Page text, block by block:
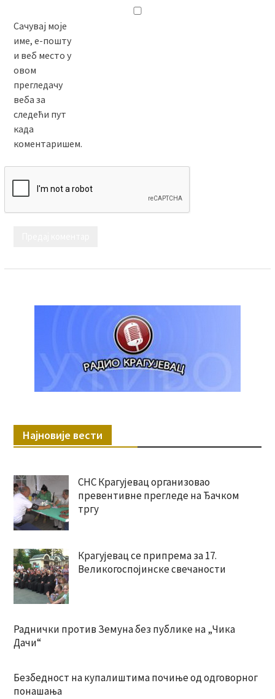
Сачувај моје
име, е-пошту
и веб место у
овом
прегледачу
веба за
следећи пут
када
коментаришем.
Најновије вести
СНС Крагујевац организовао
превентивне прегледе на Ђачком
тргу
Крагујевац се припрема за 17.
Великогоспојинске свечаности
Раднички против Земуна без публике на „Чика
Дачи“
Безбедност на купалиштима почиње од одговорног
понашања